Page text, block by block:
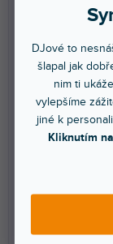
DJové to
šlapal jak
nim ti
vylepšíme
jiné k
Kliknutím
RP162B Hi-Fi
s Bluetooth
přijímačem/
reproduktory,
Do 3 dnů
reproduktory.